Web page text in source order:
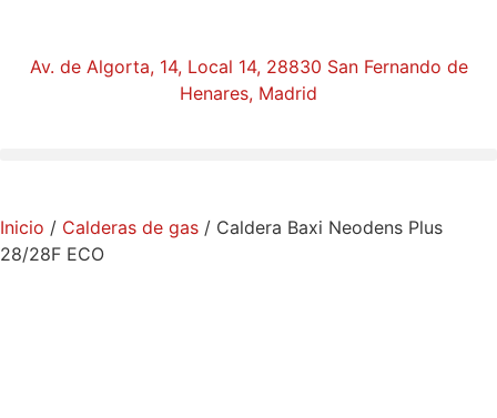
Av. de Algorta, 14, Local 14, 28830 San Fernando de
Henares, Madrid
Inicio / Calderas de gas / Caldera Baxi Neodens Plus
28/28F ECO